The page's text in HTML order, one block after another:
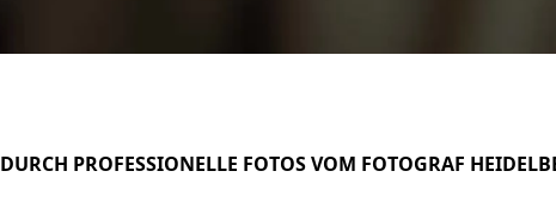
DURCH PROFESSIONELLE FOTOS VOM FOTOGRAF